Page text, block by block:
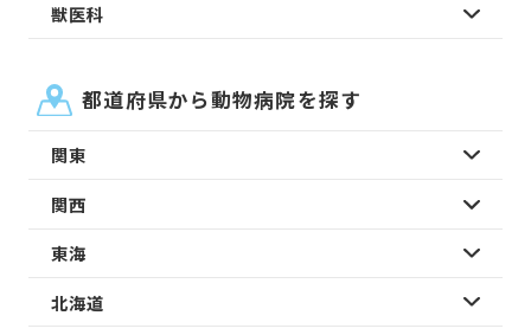
獣医科
都道府県から動物病院を探す
関東
関西
東海
北海道